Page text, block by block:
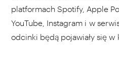
platformach Spotify, Apple
YouTube, Instagram i w
odcinki będą pojawiały się w